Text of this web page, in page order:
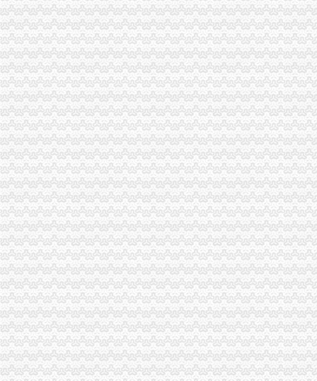
綦江县推行三方协作解决非公经济难问题
万盛局贯彻落实专项教育培训电视电话会议精力求“四个突破”重庆发票申请
大足局坚持“五加、五坚持、五严”重庆公司注销确保专项教育培训效果
经开园局重庆代理记账调研信息获北部新区管委会领导批示
万州局重庆代理报税创新举措全力做好就业再就业工作
大渡口局重庆代理记账五措并举加基层工商队伍素质建设
梁平局大力开展“每周一法”重庆发票申请活动
綦江局重庆代账公司成功举行届新设企业业主培训会
大足局四大举措进一步加市重庆代账公司场主体信用分类监管工作
巫溪局重庆公司注销从三方面提高数据质量
石柱局重庆财务公司五项措施2007年度企业年检工作见成效
梁平局“14531”重庆分公司注册举措全力推进食品示范店建设
万州局重庆代理报税多层次构建区域商标格局壮大三峡库区经济
合川局重庆分公司注册六项举措提高企业年检率收效明显
南川区工商分局重庆进出口权与区供销社联合造农村安全放心消费工程
九龙坡局石坪桥所围绕“一二三”重庆财务公司进一步完善流通领域商品质量监测
经检总队从三个方面抓好奥运期间维稳工作
北碚局重庆分公司注册五大举措切实贯彻区领导批示
经开园局重庆代理报税三项措施着力解决汽车消费投诉
市重庆代账公司局企业处不断推出新举措认真落实整改措施
合川局重庆进出口权建立销人员个人信息库
南川局重庆公司注销六项措施化商业贿赂理工作
江北局认真贯彻全市重庆代账公司工商局长座谈会精
市重庆发票申请局召开全市工商系统公平交易工作会
永川局重庆进出口权搭建农村经纪人产销平台现场签订6万吨意向销售协议
九龙坡区丁洪区长到工商分局重庆代账公司调研招商引资工作